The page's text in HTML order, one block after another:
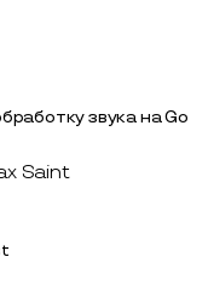
звука на Go
Saint